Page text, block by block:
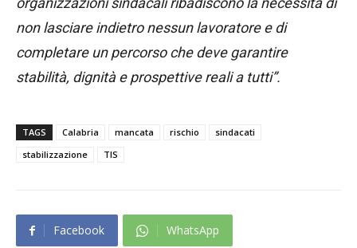
non lasciare indietro nessun lavoratore e di
completare un percorso che deve garantire
stabilità, dignità e prospettive reali a tutti”.
TAGS Calabria mancata rischio
sindacati
stabilizzazione
TIS
Facebook WhatsApp